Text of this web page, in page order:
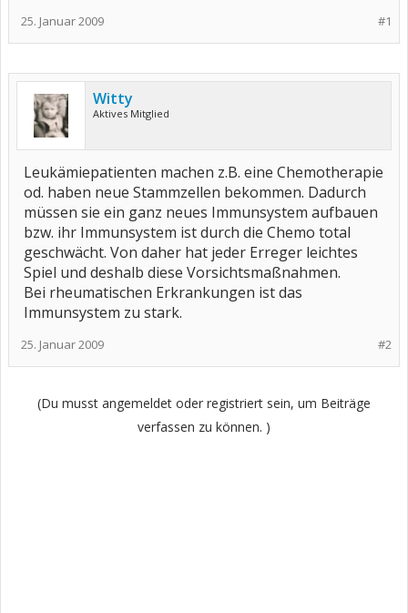
#1
25. Januar 2009
Witty
Aktives Mitglied
Leukämiepatienten machen z.B. eine Chemotherapie
od. haben neue Stammzellen bekommen. Dadurch
müssen sie ein ganz neues Immunsystem aufbauen
bzw. ihr Immunsystem ist durch die Chemo total
geschwächt. Von daher hat jeder Erreger leichtes
Spiel und deshalb diese Vorsichtsmaßnahmen.
Bei rheumatischen Erkrankungen ist das
Immunsystem zu stark.
#2
25. Januar 2009
(Du musst angemeldet oder registriert sein, um Beiträge
verfassen zu können. )